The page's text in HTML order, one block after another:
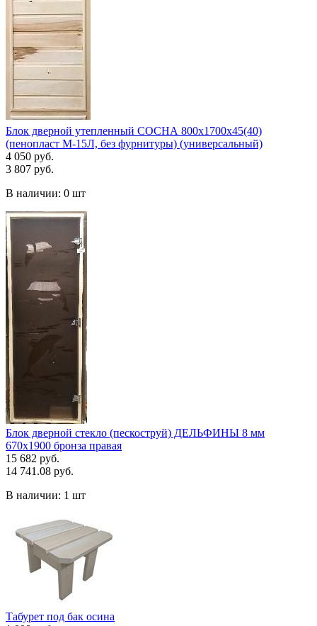
Блок дверной утепленный СОСНА 800х1700х45(40)
(пенопласт М-15Л, без фурнитуры) (универсальный)
4 050 руб.
3 807 руб.
В наличии: 0 шт
Блок дверной стекло (пескоструй) ДЕЛЬФИНЫ 8 мм
670х1900 бронза правая
15 682 руб.
14 741.08 руб.
В наличии: 1 шт
Табурет под бак осина